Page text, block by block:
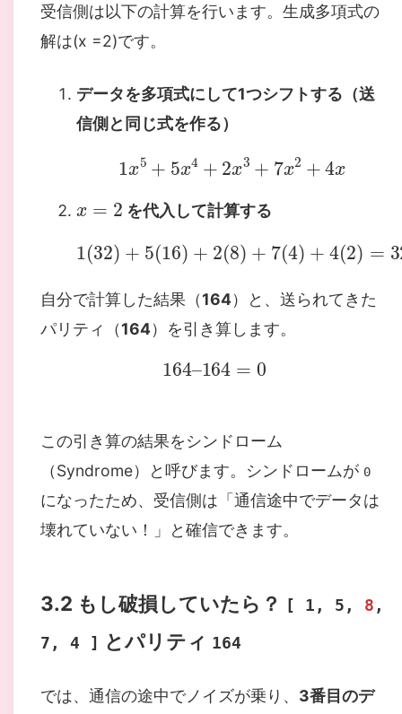
受信側は以下の計算を行います。生成多項式の
解は(x =2)です。
データを多項式にして1つシフトする（送
信側と同じ式を作る）
x5 5 x4 + 2x 3 +7x 2 +4
を代入して計算する
( 32 ) 5 16 ) 2 ( 8 + 7( 4 + 4
自分で計算した結果（164）と、送られてきた
パリティ（164）を引き算します。
この引き算の結果をシンドローム
（Syndrome）と呼びます。シンドロームが 0
になったため、受信側は「通信途中でデータは
壊れていない！」と確信できます。
3.2 もし破損していたら？ [ 1, 5, 8 ,
7, 4 ]
とパリティ 164
では、通信の途中でノイズが乗り、 3番目のデ